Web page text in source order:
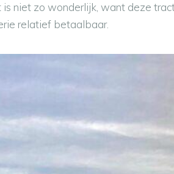
niet zo wonderlijk, want deze
relatief betaalbaar.